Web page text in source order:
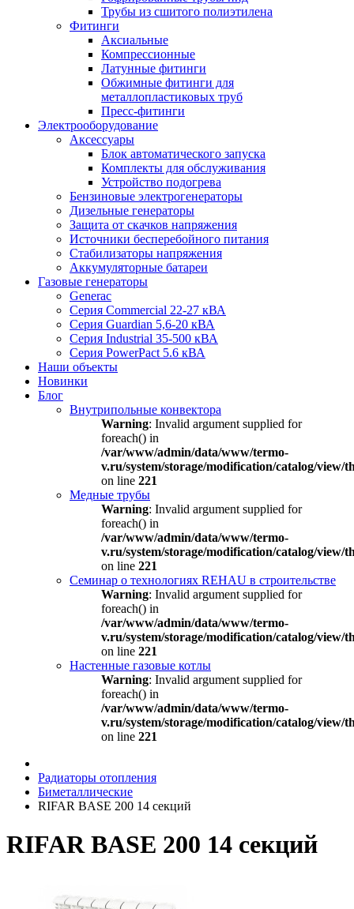
Трубы из сшитого полиэтилена
Фитинги
Аксиальные
Компрессионные
Латунные фитинги
Обжимные фитинги для
металлопластиковых труб
Пресс-фитинги
Электрооборудование
Аксессуары
Блок автоматического запуска
Комплекты для обслуживания
Устройство подогрева
Бензиновые электрогенераторы
Дизельные генераторы
Защита от скачков напряжения
Источники бесперебойного питания
Стабилизаторы напряжения
Аккумуляторные батареи
Газовые генераторы
Generac
Серия Commercial 22-27 кВА
Серия Guardian 5,6-20 кВА
Серия Industrial 35-500 кВА
Серия PowerPact 5.6 кВА
Наши объекты
Новинки
Блог
Внутрипольные конвектора
Warning: Invalid argument supplied for
foreach() in
/var/www/admin/data/www/termo-
v.ru/system/storage/modification/catalog/view/
on line 221
Медные трубы
Warning: Invalid argument supplied for
foreach() in
/var/www/admin/data/www/termo-
v.ru/system/storage/modification/catalog/view/
on line 221
Семинар о технологиях REHAU в строительстве
Warning: Invalid argument supplied for
foreach() in
/var/www/admin/data/www/termo-
v.ru/system/storage/modification/catalog/view/
on line 221
Настенные газовые котлы
Warning: Invalid argument supplied for
foreach() in
/var/www/admin/data/www/termo-
v.ru/system/storage/modification/catalog/view/
on line 221
Радиаторы отопления
Биметаллические
RIFAR BASE 200 14 секций
RIFAR BASE 200 14 секций